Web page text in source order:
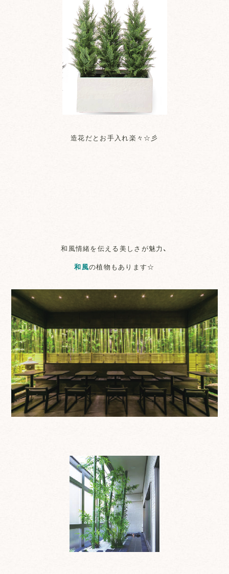
造花だとお手入れ楽々☆彡
和風情緒を伝える美しさが魅力、
和風の植物もあります☆